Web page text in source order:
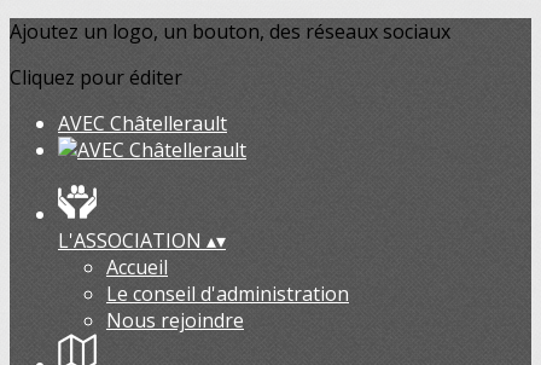
Ajoutez un logo, un bouton, des réseaux sociaux
Cliquez pour éditer
AVEC Châtellerault
L'ASSOCIATION ▴▾
Accueil
Le conseil d'administration
Nous rejoindre